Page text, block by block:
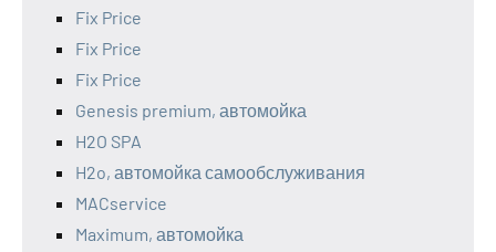
Fix Price
Fix Price
Fix Price
Genesis premium, автомойка
H2O SPA
H2o, автомойка самообслуживания
MACservice
Maximum, автомойка